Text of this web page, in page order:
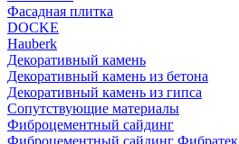
Фасадная плитка
DOCKE
Hauberk
Декоративный камень
Декоративный камень из бетона
Декоративный камень из гипса
Сопутствующие материалы
Фиброцементный сайдинг
Фиброцементный сайдинг Фибратек